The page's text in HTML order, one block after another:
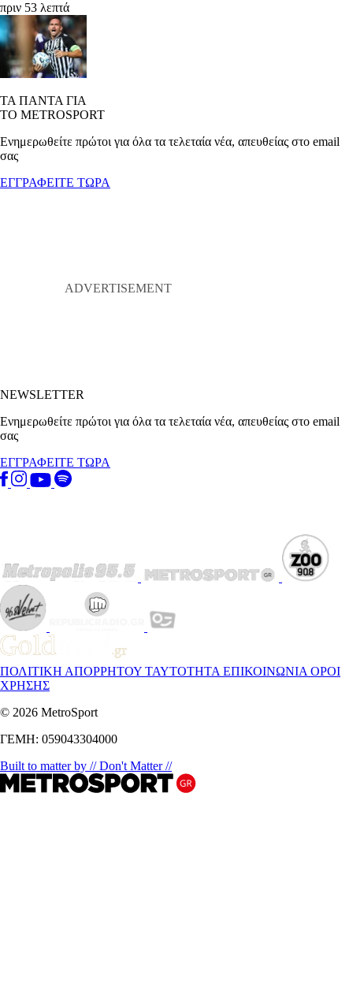
πριν 53 λεπτά
ΤΑ ΠΑΝΤΑ ΓΙΑ
ΤΟ METROSPORT
Ενημερωθείτε πρώτοι για όλα τα τελεταία νέα, απευθείας στο email
σας
ΕΓΓΡΑΦΕΙΤΕ ΤΩΡΑ
NEWSLETTER
Ενημερωθείτε πρώτοι για όλα τα τελεταία νέα, απευθείας στο email
σας
ΕΓΓΡΑΦΕΙΤΕ ΤΩΡΑ
ΠΟΛΙΤΙΚΗ ΑΠΟΡΡΗΤΟΥ ΤΑΥΤΟΤΗΤΑ ΕΠΙΚΟΙΝΩΝΙΑ ΟΡΟΙ
ΧΡΗΣΗΣ
© 2026 MetroSport
ΓΕΜΗ: 059043304000
Built to matter by // Don't Matter //